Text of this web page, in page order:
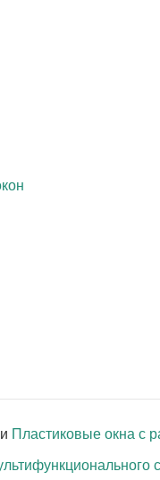
Пластиковые окна с